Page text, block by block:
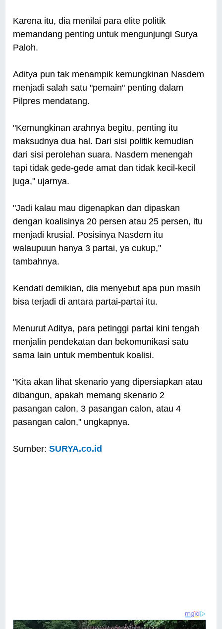
Karena itu, dia menilai para elite politik
memandang penting untuk mengunjungi Surya
Paloh.
Aditya pun tak menampik kemungkinan Nasdem
menjadi salah satu "pemain" penting dalam
Pilpres mendatang.
"Kemungkinan arahnya begitu, penting itu
maksudnya dua hal. Dari sisi politik kemudian
dari sisi perolehan suara. Nasdem menengah
tapi tidak gede-gede amat dan tidak kecil-kecil
juga," ujarnya.
"Jadi kalau mau digenapkan dan dipaskan
dengan koalisinya 20 persen atau 25 persen, itu
menjadi krusial. Posisinya Nasdem itu
walaupuun hanya 3 partai, ya cukup,"
tambahnya.
Kendati demikian, dia menyebut apa pun masih
bisa terjadi di antara partai-partai itu.
Menurut Aditya, para petinggi partai kini tengah
menjalin pendekatan dan bekomunikasi satu
sama lain untuk membentuk koalisi.
"Kita akan lihat skenario yang dipersiapkan atau
dibangun, apakah memang skenario 2
pasangan calon, 3 pasangan calon, atau 4
pasangan calon," ungkapnya.
Sumber:SURYA.co.id